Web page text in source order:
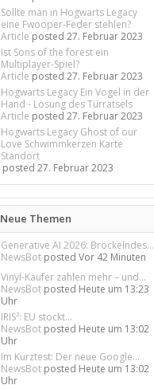
Sollte man in Hogwarts Legacy
eine Fwooper-Feder stehlen?
Article posted27. Februar 2023
Ist Sons of the forest ein
Multiplayer-Spiel?
Article posted27. Februar 2023
Hogwarts Legacy Ein Vogel in der
Hand - Lösung des Türrätsels
Article posted27. Februar 2023
Hogwarts Legacy Ghost of our
Love Schwimmkerzen Karte
Standort
posted27. Februar 2023
Neue Themen
Generative AI 2026: Bröckelndes...
NewsBot postedVor 42 Minuten
Vinyl-Käufer zahlen mehr – und...
NewsBot posted Heute um 13:23
Uhr
IRIS²: EU stockt...
NewsBot posted Heute um 13:02
Uhr
Im Kurztest: Der neue Google...
NewsBot posted Heute um 13:02
Uhr